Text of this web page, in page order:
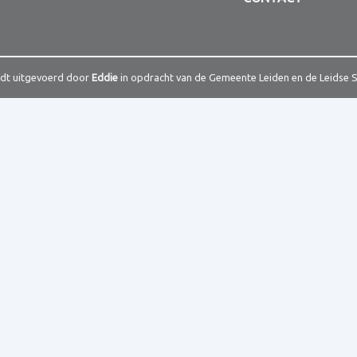
uitgevoerd door Eddie in opdracht van de Gemeente Leiden en de Leidse